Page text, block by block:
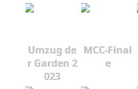
Umzug de
r Garden 2
023
MCC-Final
e